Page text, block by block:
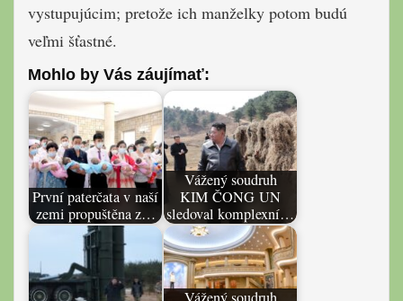
vystupujúcim; pretože ich manželky potom budú
veľmi šťastné.
Mohlo by Vás záujímať:
První paterčata v naší
zemi propuštěna z…
Vážený soudruh
KIM ČONG UN
sledoval komplexní…